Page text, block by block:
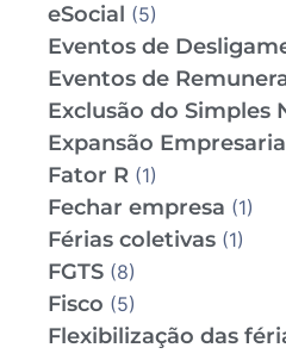
eSocial (5)
Eventos de
Eventos de
Exclusão do Simples
Expansão
Fator R (1)
Fechar empresa (1)
Férias coletivas (1)
FGTS (8)
Fisco (5)
Flexibilização das